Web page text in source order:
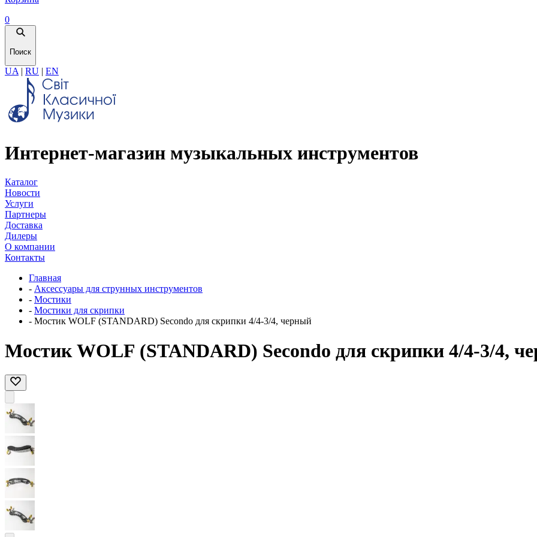
0
Поиск
UA | RU | EN
Интернет-магазин музыкальных инструментов
Каталог
Новости
Услуги
Партнеры
Доставка
Дилеры
О компании
Контакты
Главная
- Аксессуары для струнных инструментов
- Мостики
- Мостики для скрипки
- Мостик WOLF (STANDARD) Secondo для скрипки 4/4-3/4, черный
Мостик WOLF (STANDARD) Secondo для скрипки 4/4-3/4,